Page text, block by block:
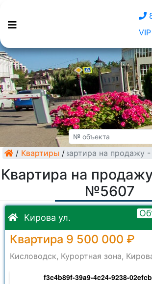
/ Квартиры /
Квартира на продажу
Квартира на
№5607
Кирова ул.
Квартира 9 500 000 ₽
Кисловодск, Курортная зона,
f3c4b89f-39a9-4c24-9238-